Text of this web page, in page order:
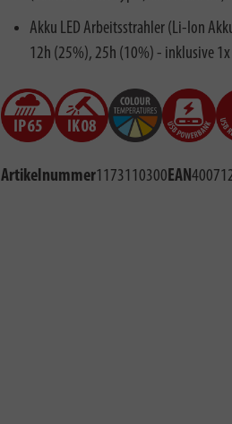
Akku LED Arbeitsstrahler (Li-Ion
12h (25%), 25h (10%) - inklusive 1x
Artikelnummer1173110300EAN